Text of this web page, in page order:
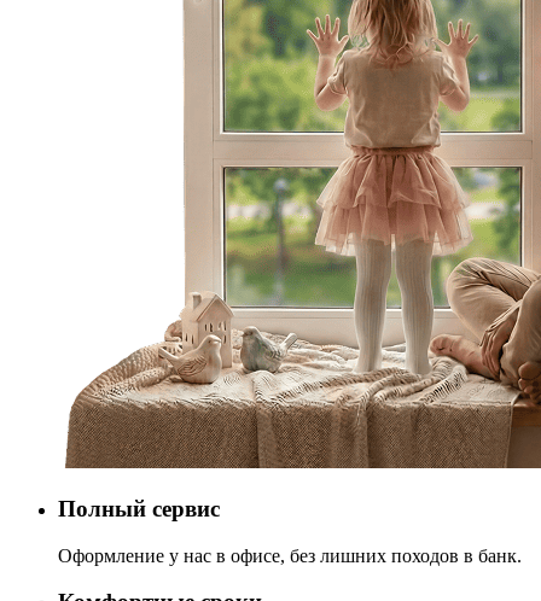
Полный сервис
Оформление у нас в офисе, без лишних походов в банк.